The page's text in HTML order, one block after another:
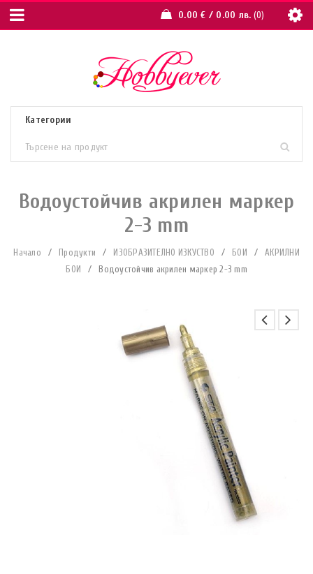
0.00€ / 0.00 лв. 0
Водоустойчив акрилен маркер
2-3 mm
Начало / Продукти / ИЗОБРАЗИТЕЛНО ИЗКУСТВО / БОИ /
АКРИЛНИ
БОИ
/ Водоустойчив акрилен маркер 2-3 mm